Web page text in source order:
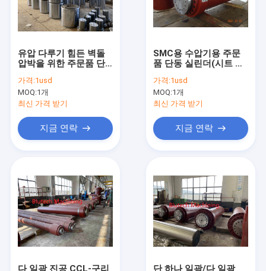
제품
회사 소개
공장 견학
유압 다루기 힘든 벽돌
압박을 위한 주문품 단
가격:1usd
MOQ:1개
최신 가격 받기
지금 연락
SMC용 수압기용 주문
품 단동 실린더(시트 성
가격:1usd
MOQ:1개
최신 가격 받기
지금 연락
다 일광 진공 CCL-구리
단 하나 일광/다 일광